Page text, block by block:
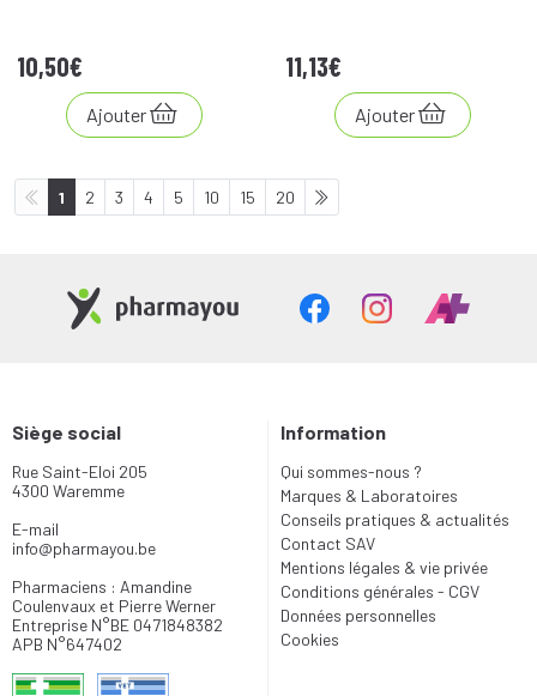
10,50€
Ajouter
11,13€
Ajouter
1 2 3 4 5 10 15 20
Siège social
Rue Saint-Eloi 205
4300 Waremme
E-mail
info@pharmayou.be
Pharmaciens : Amandine
Coulenvaux et Pierre Werner
Entreprise N°BE 0471848382
APB N°647402
Information
Qui sommes-nous ?
Marques & Laboratoires
Conseils pratiques & actualités
Contact SAV
Mentions légales & vie privée
Conditions générales - CGV
Données personnelles
Cookies